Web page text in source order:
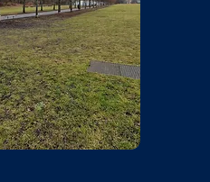
Bild saknas